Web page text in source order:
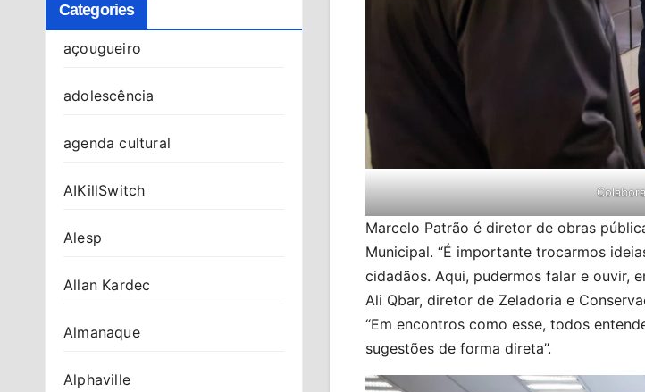
Categories
açougueiro
adolescência
agenda cultural
AIKillSwitch
Alesp
Allan Kardec
Almanaque
Alphaville
Marcelo Patrão é diretor de obras
Municipal. “É importante trocarmos
cidadãos. Aqui, pudermos falar e ouvir,
Ali Qbar, diretor de Zeladoria e
“Em encontros como esse, todos
sugestões de forma direta”.